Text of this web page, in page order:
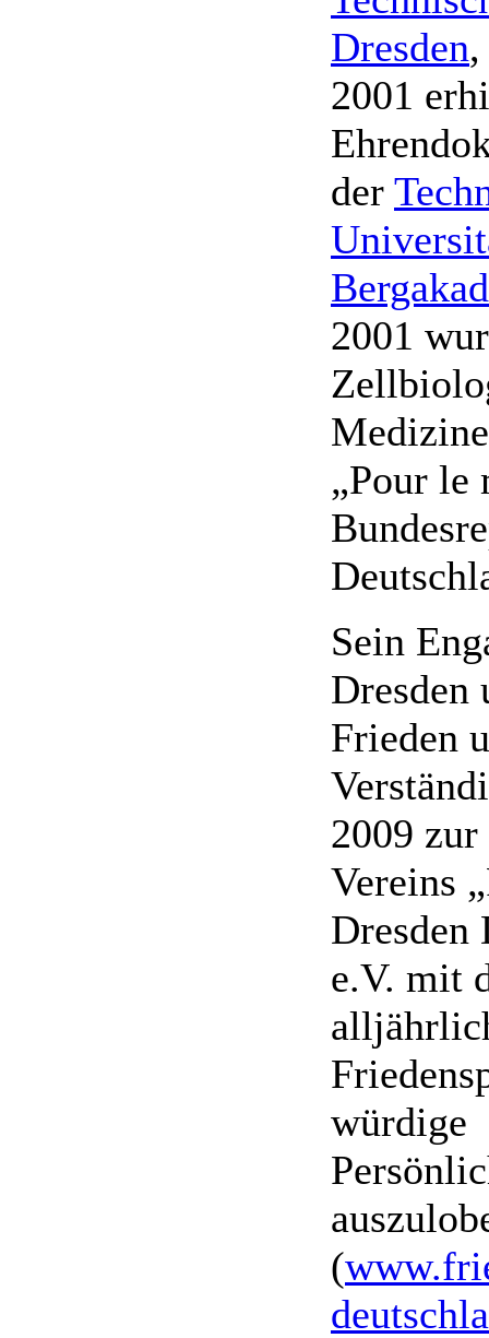
Dresden
2001
der
2001
„Pour le
Sein
Dresden
Frieden
2009 zur
Vereins
Dresden
e.V. mit
würdige
(